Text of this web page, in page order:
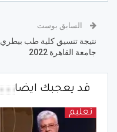
السابق بوست
نتيجة تنسيق كلية طب بيطري
جامعة القاهرة 2022
قد يعجبك ايضا
تعليم